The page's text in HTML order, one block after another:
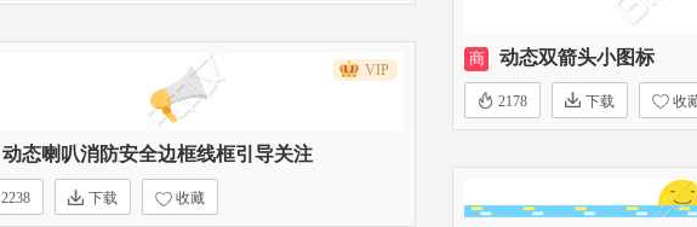
商 动态双箭头小图标
2178 下载 收
VIP
动态喇叭消防安全边框线框引导关注
2238 下载 收藏